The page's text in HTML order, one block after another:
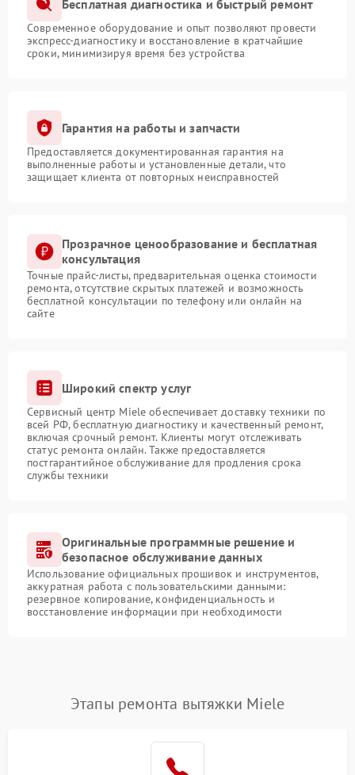
Бесплатная диагностика и быстрый ремонт
Современное оборудование и опыт позволяют провести
экспресс-диагностику и восстановление в кратчайшие
сроки, минимизируя время без устройства
Гарантия на работы и запчасти
Предоставляется документированная гарантия на
выполненные работы и установленные детали, что
защищает клиента от повторных неисправностей
Прозрачное ценообразование и бесплатная
консультация
Точные прайс-листы, предварительная оценка стоимости
ремонта, отсутствие скрытых платежей и возможность
бесплатной консультации по телефону или онлайн на
сайте
Широкий спектр услуг
Сервисный центр Miele обеспечивает доставку техники по
всей РФ, бесплатную диагностику и качественный ремонт,
включая срочный ремонт. Клиенты могут отслеживать
статус ремонта онлайн. Также предоставляется
постгарантийное обслуживание для продления срока
службы техники
Оригинальные программные решение и
безопасное обслуживание данных
Использование официальных прошивок и инструментов,
аккуратная работа с пользовательскими данными:
резервное копирование, конфиденциальность и
восстановление информации при необходимости
Этапы ремонта вытяжки Miele